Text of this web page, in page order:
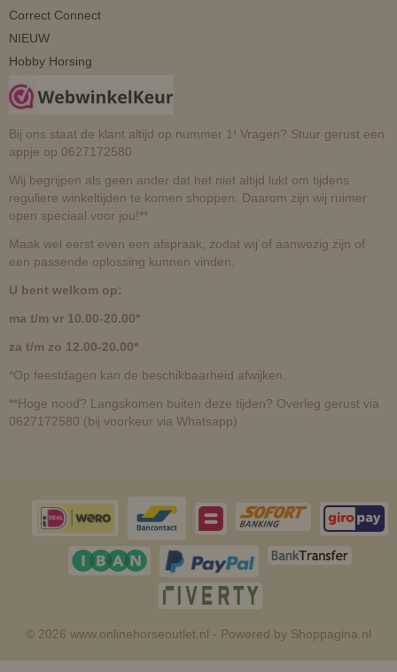
Correct Connect
NIEUW
Hobby Horsing
Bij ons staat de klant altijd op nummer 1! Vragen? Stuur gerust een
appje op 0627172580
Wij begrijpen als geen ander dat het niet altijd lukt om tijdens
reguliere winkeltijden te komen shoppen. Daarom zijn wij ruimer
open speciaal voor jou!**
Maak wel eerst even een afspraak, zodat wij of aanwezig zijn of
een passende oplossing kunnen vinden.
U bent welkom op:
ma t/m vr 10.00-20.00*
za t/m zo 12.00-20.00*
*Op feestdagen kan de beschikbaarheid afwijken.
**Hoge nood? Langskomen buiten deze tijden? Overleg gerust via
0627172580 (bij voorkeur via Whatsapp)
© 2026 www.onlinehorseoutlet.nl - Powered by Shoppagina.nl